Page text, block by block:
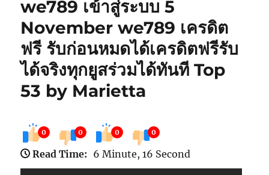
we789 เข้าสู่ระบบ 5
November we789 เครดิต
ฟรี รับก่อนหมดได้เครดิตฟรีรับ
ได้จริงทุกยูสร่วมได้ทันที Top
53 by Marietta
0 0 0 0
Read Time: 6 Minute, 16 Second